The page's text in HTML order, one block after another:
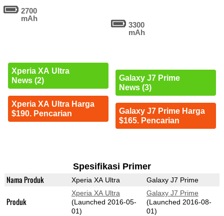
2700
mAh
Xperia XA Ultra
News (2)
Xperia XA Ultra Harga
$190. Pencarian
3300
mAh
Galaxy J7 Prime
News (3)
Galaxy J7 Prime Harga
$165. Pencarian
Spesifikasi Primer
Nama Produk Xperia XA Ultra Galaxy J7 Prime
Produk
Xperia XA Ultra
(Launched 2016-05-
01)
Galaxy J7 Prime
(Launched 2016-08-
01)